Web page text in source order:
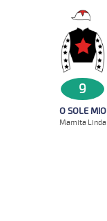
9
O SOLE MIO
Mamita Linda